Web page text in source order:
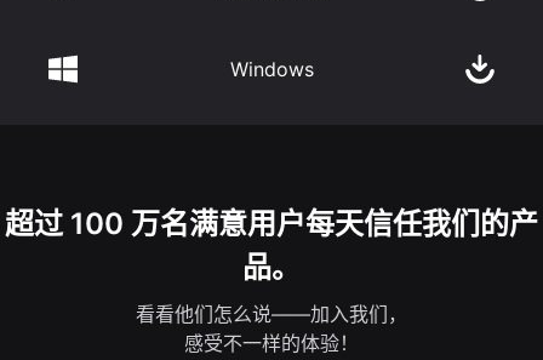
Windows
超过 100 万名满意用户每天信任我们的产
品。
看看他们怎么说——加入我们，
感受不一样的体验！